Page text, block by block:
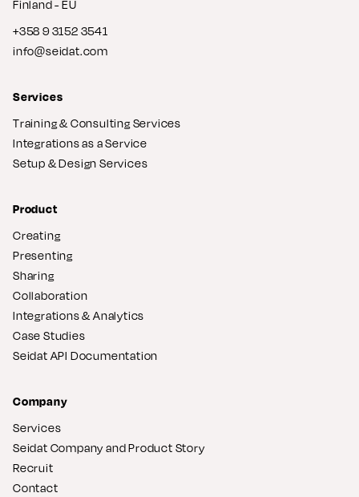
Finland - EU
+358 9 3152 3541
info@seidat.com
Services
Training & Consulting Services
Integrations as a Service
Setup & Design Services
Product
Creating
Presenting
Sharing
Collaboration
Integrations & Analytics
Case Studies
Seidat API Documentation
Company
Services
Seidat Company and Product Story
Recruit
Contact